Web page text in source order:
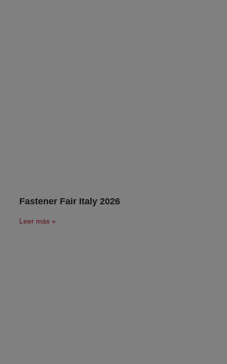
Fastener Fair Italy 2026
Leer más »